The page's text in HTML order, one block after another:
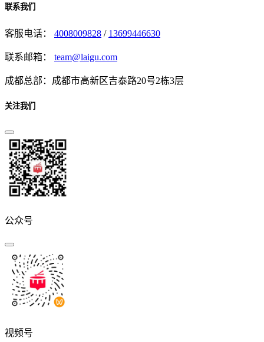
联系我们
客服电话： 4008009828 / 13699446630
联系邮箱： team@laigu.com
成都总部：成都市高新区吉泰路20号2栋3层
关注我们
公众号
视频号